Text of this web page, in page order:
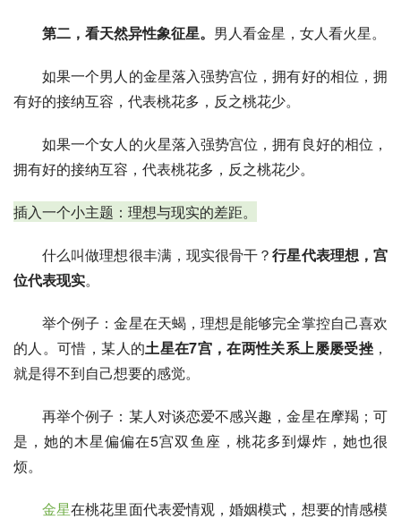
第二，看天然异性象征星。 男人看金星，女人看火星。
如果一个男人的金星落入强势宫位，拥有好的相位，拥
有好的接纳互容，代表桃花多，反之桃花少。
如果一个女人的火星落入强势宫位，拥有良好的相位，
拥有好的接纳互容，代表桃花多，反之桃花少。
插入一个小主题：理想与现实的差距。
什么叫做理想很丰满，现实很骨干？行星代表理想，宫
位代表现实。
举个例子：金星在天蝎，理想是能够完全掌控自己喜欢
的人。可惜，某人的土星在7宫，在两性关系上屡屡受挫 ，
就是得不到自己想要的感觉。
再举个例子：某人对谈恋爱不感兴趣，金星在摩羯；可
是，她的木星偏偏在5宫双鱼座，桃花多到爆炸，她也很
烦。
金星在桃花里面代表爱情观，婚姻模式，想要的情感模